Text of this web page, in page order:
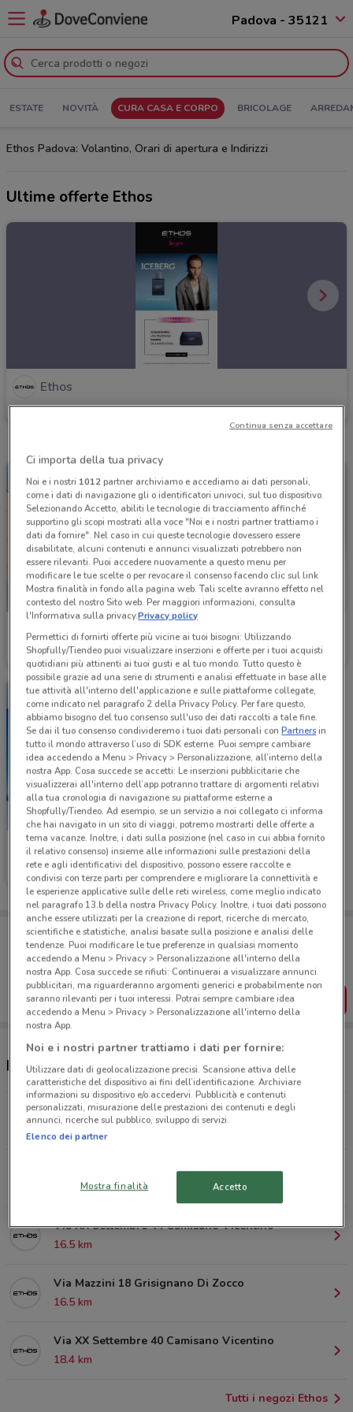
Padova - 35121
ESTATE NOVITÀ CURA CASA E CORPO BRICOLAGE
Ethos Padova: Volantino, Orari di apertura e Indirizzi
Ultime offerte Ethos
Ethos
Scade il 30/10 635 m
Ethos
Scade il 30/10 635 m
Ethos
Scade il 16/08 635 m
Ethos
Scade il 31/08 635 m
Porta DoveConviene sempre con te!
Puoi trovare le migliori offerte dei negozi vicino a te,
salvarle e creare la tua lista del risparmio, comodamente
dal tuo cellulare.
SCARICA L’APP
Negozi Ethos a Padova
Via san fermo Padova
634 m
Corso Milano, 10/12/14 Padova
884 m
CHIUSO
Via XX Settembre 44 Camisano Vicentino
16.5 km
Via Mazzini 18 Grisignano Di Zocco
16.5 km
Via XX Settembre 40 Camisano Vicentino
18.4 km
Tutti i negozi Ethos
Ci importa della tua privacy
Noi e i nostri 1012partner archiviamo e accediamo ai dati personali,
come i dati di navigazione gli o identificatori univoci, sul tuo dispositivo.
Selezionando Accetto, abiliti le tecnologie di tracciamento affinché
supportino gli scopi mostrati alla voce "Noi e i nostri partner trattiamo i
dati da fornire". Nel caso in cui queste tecnologie dovessero essere
disabilitate, alcuni contenuti e annunci visualizzati potrebbero non
essere rilevanti. Puoi accedere nuovamente a questo menu per
modificare le tue scelte o per revocare il consenso facendo clic sul link
Mostra finalità in fondo alla pagina web. Tali scelte avranno effetto nel
contesto del nostro Sito web. Per maggiori informazioni, consulta
l'Informativa sulla privacy.Privacy policy
Permettici di fornirti offerte più vicine ai tuoi bisogni: Utilizzando
Shopfully/Tiendeo puoi visualizzare inserzioni e offerte per i tuoi acquisti
quotidiani più attinenti ai tuoi gusti e al tuo mondo. Tutto questo è
possibile grazie ad una serie di strumenti e analisi effettuate in base alle
tue attività all'interno dell'applicazione e sulle piattaforme collegate,
come indicato nel paragrafo 2 della Privacy Policy. Per fare questo,
abbiamo bisogno del tuo consenso sull'uso dei dati raccolti a tale fine.
Se dai il tuo consenso condivideremo i tuoi dati personali conPartnersin
tutto il mondo attraverso l’uso di SDK esterne. Puoi sempre cambiare
idea accedendo a Menu > Privacy > Personalizzazione, all’interno della
nostra App. Cosa succede se accetti: Le inserzioni pubblicitarie che
visualizzerai all'interno dell’app potranno trattare di argomenti relativi
alla tua cronologia di navigazione su piattaforme esterne a
Shopfully/Tiendeo. Ad esempio, se un servizio a noi collegato ci informa
che hai navigato in un sito di viaggi, potremo mostrarti delle offerte a
tema vacanze. Inoltre, i dati sulla posizione (nel caso in cui abbia fornito
il relativo consenso) insieme alle informazioni sulle prestazioni della
rete e agli identificativi del dispositivo, possono essere raccolte e
condivisi con terze parti per comprendere e migliorare la connettività e
le esperienze applicative sulle delle reti wireless, come meglio indicato
nel paragrafo 13.b della nostra Privacy Policy. Inoltre, i tuoi dati possono
anche essere utilizzati per la creazione di report, ricerche di mercato,
scientifiche e statistiche, analisi basate sulla posizione e analisi delle
tendenze. Puoi modificare le tue preferenze in qualsiasi momento
accedendo a Menu > Privacy > Personalizzazione all'interno della
nostra App. Cosa succede se rifiuti: Continuerai a visualizzare annunci
pubblicitari, ma riguarderanno argomenti generici e probabilmente non
saranno rilevanti per i tuoi interessi. Potrai sempre cambiare idea
accedendo a Menu > Privacy > Personalizzazione all'interno della
nostra App.
Noi e i nostri partner trattiamo i dati per fornire:
Utilizzare dati di geolocalizzazione precisi. Scansione attiva delle
caratteristiche del dispositivo ai fini dell’identificazione. Archiviare
informazioni su dispositivo e/o accedervi. Pubblicità e contenuti
personalizzati, misurazione delle prestazioni dei contenuti e degli
annunci, ricerche sul pubblico, sviluppo di servizi.
Elenco dei partner
Mostra finalità Accetto
Continua senza accettare